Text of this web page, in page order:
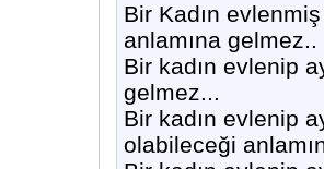
Bir Kadın
anlamına gelmez..
Bir kadın evlenip
gelmez...
Bir kadın evlenip
olabileceği